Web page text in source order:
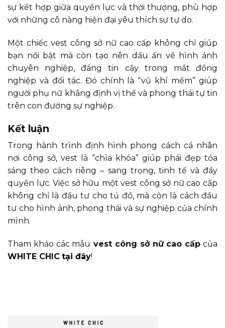
sự kết hợp giữa quyền lực và thời thượng, phù hợp
với những cô nàng hiện đại yêu thích sự tự do.
Một chiếc vest công sở nữ cao cấp không chỉ giúp
bạn nổi bật mà còn tạo nên dấu ấn về hình ảnh
chuyên nghiệp, đáng tin cậy trong mắt đồng
nghiệp và đối tác. Đó chính là “vũ khí mềm” giúp
người phụ nữ khẳng định vị thế và phong thái tự tin
trên con đường sự nghiệp.
Kết luận
Trong hành trình định hình phong cách cá nhân
nơi công sở, vest là “chìa khóa” giúp phái đẹp tỏa
sáng theo cách riêng – sang trọng, tinh tế và đầy
quyền lực. Việc sở hữu một vest công sở nữ cao cấp
không chỉ là đầu tư cho tủ đồ, mà còn là cách đầu
tư cho hình ảnh, phong thái và sự nghiệp của chính
mình.
Tham khảo các mẫu vest công sở nữ cao cấp của
WHITE CHIC tại đây!